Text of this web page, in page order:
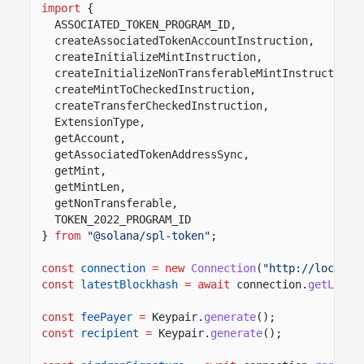
import
{
ASSOCIATED_TOKEN_PROGRAM_ID,
createAssociatedTokenAccountInstruction,
createInitializeMintInstruction,
createInitializeNonTransferableMintInstruction,
createMintToCheckedInstruction,
createTransferCheckedInstruction,
ExtensionType,
getAccount,
getAssociatedTokenAddressSync,
getMint,
getMintLen,
getNonTransferable,
TOKEN_2022_PROGRAM_ID
}
from "@solana/spl-token" ;
const connection = new Connection( "http://
const
latestBlockhash = await connection.
const feePayer = Keypair. generate();
const
recipient = Keypair. generate();